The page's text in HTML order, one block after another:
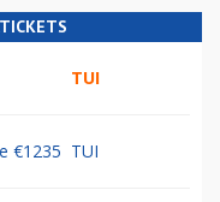
TUI
€1235 TUI